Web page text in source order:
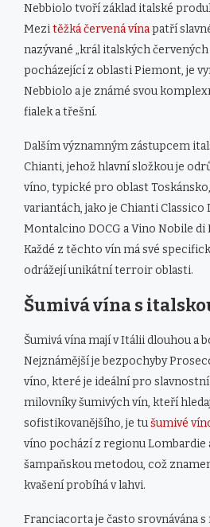
Nebbiolo tvoří základ italské
Mezitěžká červená vínapatří
nazývané „král italských červených
pocházející z oblasti Piemont, je
Nebbiolo a je známé svou
fialek a třešní.
Dalším významným zástupcem
Chianti, jehož hlavní složkou je
víno, typické pro oblast
variantách, jako je Chianti Classico
Montalcino DOCG a Vino Nobile di
Každé z těchto vín má své
odrážejí unikátní terroir oblasti.
Šumivá vína s
Šumivá vína mají v Itálii dlouhou a
Nejznámější je bezpochyby
víno, které je ideální pro
milovníky šumivých vín, kteří
sofistikovanějšího, je tušumivé
víno pochází z regionu Lombardie
šampaňskou metodou, což
kvašení probíhá v lahvi.
Franciacorta je často srovnávána